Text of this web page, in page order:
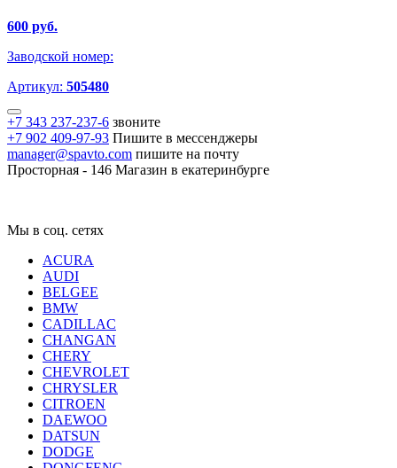
600 руб.
Заводской номер:
Артикул: 505480
+7 343 237-237-6 звоните
+7 902 409-97-93 Пишите в мессенджеры
manager@spavto.com пишите на почту
Просторная - 146 Магазин в екатеринбурге
Мы в соц. сетях
ACURA
AUDI
BELGEE
BMW
CADILLAC
CHANGAN
CHERY
CHEVROLET
CHRYSLER
CITROEN
DAEWOO
DATSUN
DODGE